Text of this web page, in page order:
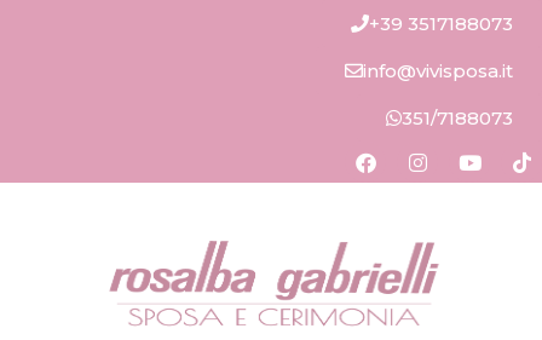
+39 3517188073
info@vivisposa.it
351/7188073